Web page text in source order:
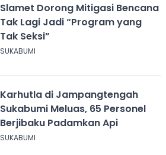
Slamet Dorong Mitigasi Bencana
Tak Lagi Jadi “Program yang
Tak Seksi”
SUKABUMI
Karhutla di Jampangtengah
Sukabumi Meluas, 65 Personel
Berjibaku Padamkan Api
SUKABUMI